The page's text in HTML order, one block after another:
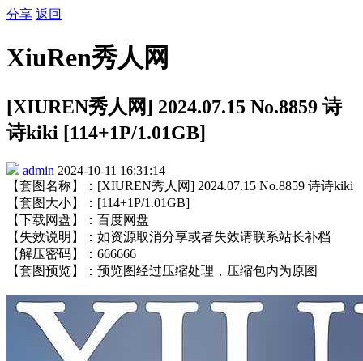
分享 返回
XiuRen秀人网
[XIUREN秀人网] 2024.07.15 No.8859 诗
诗kiki [114+1P/1.01GB]
admin 2024-10-11 16:31:14
【套图名称】：[XIUREN秀人网] 2024.07.15 No.8859 诗诗kiki
【套图大小】：[114+1P/1.01GB]
【下载网盘】：百度网盘
【失效说明】：如资源取消分享或者失效请联系站长补档
【解压密码】：666666
【套图预览】：预览图经过压缩处理，压缩包内为原图